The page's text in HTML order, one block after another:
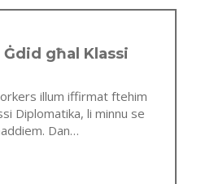
għal Klassi
illum iffirmat ftehim
Diplomatika, li minnu se
Dan…